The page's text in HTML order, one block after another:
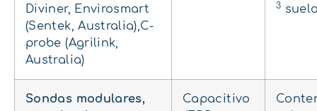
Diviner, Envirosmart
(Sentek, Australia),C-
probe (Agrilink,
Australia)
3
Sondas modulares,
Capacitivo